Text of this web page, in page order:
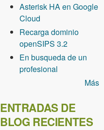
Asterisk HA en Google
Cloud
Recarga dominio
openSIPS 3.2
En busqueda de un
profesional
Más
ENTRADAS DE
BLOG RECIENTES